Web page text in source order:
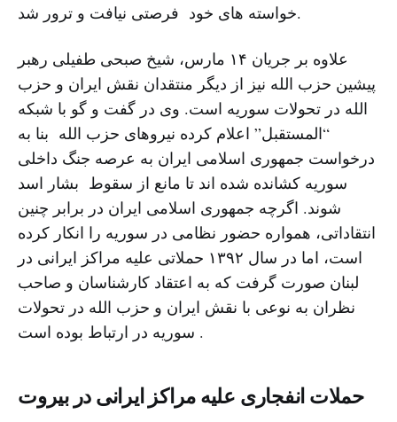
خواسته های خود فرصتی نیافت و ترور شد.
علاوه بر جریان ۱۴ مارس، شیخ صبحی طفیلی رهبر
پیشین حزب الله نیز از دیگر منتقدان نقش ایران و حزب
الله در تحولات سوریه است. وی در گفت و گو با شبکه
“المستقبل” اعلام کرده نیروهای حزب الله بنا به
درخواست جمهوری اسلامی ایران به عرصه جنگ داخلی
سوریه کشانده شده اند تا مانع از سقوط بشار اسد
شوند. اگرچه جمهورى اسلامى ایران در برابر چنین
انتقاداتی، همواره حضور نظامی در سوریه را انکار کرده
است، اما در سال ۱۳۹۲ حملاتی علیه مراکز ایرانی در
لبنان صورت گرفت که به اعتقاد کارشناسان و صاحب
نظران به نوعی با نقش ایران و حزب الله در تحولات
سوریه در ارتباط بوده است .
حملات انفجارى علیه مراکز ایرانى در بیروت